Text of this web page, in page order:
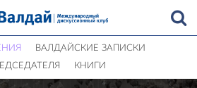
ВАЛДАЙСКИЕ ЗАПИСКИ
КНИГИ